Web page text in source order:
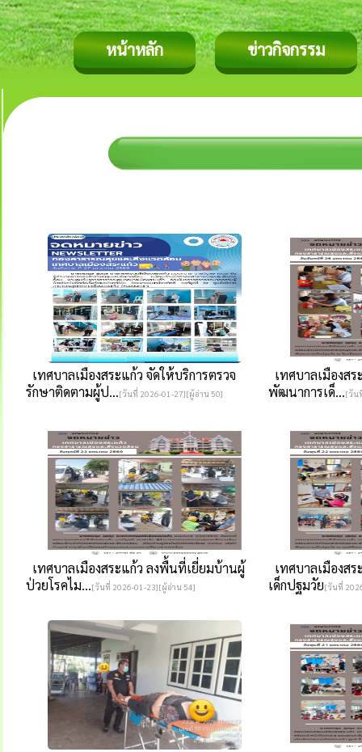
หน้าหลัก ข่าวกิจกรรม
เทศบาลเมืองสระแก้ว จัดให้บริการตรวจ
รักษาติดตามผู้ป...[วันที่ 2026-01-27][ผู้อ่าน 50]
เทศบาลเมืองส
พัฒนาการเด็...[วัน
เทศบาลเมืองสระแก้ว ลงพื้นที่เยี่ยมบ้านผู้
ป่วยโรคไม...[วันที่ 2026-01-23][ผู้อ่าน 54]
เทศบาลเมืองส
เด็กปฐมวัย[วันที่